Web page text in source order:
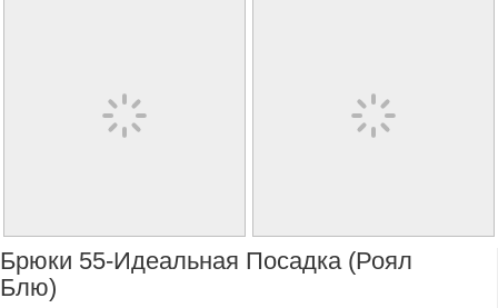
Брюки 55-Идеальная Посадка (роял
Блю)